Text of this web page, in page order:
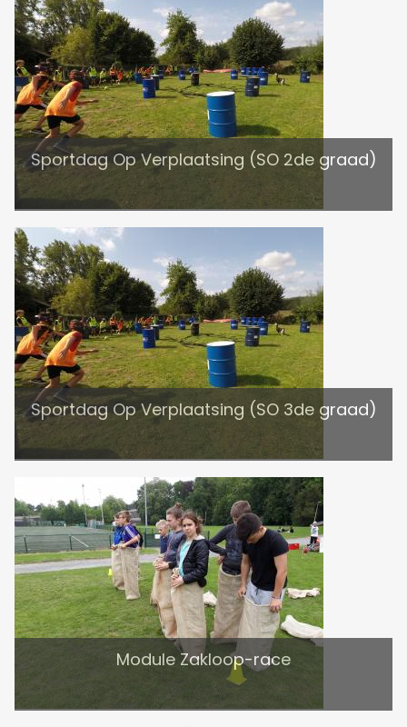
Sportdag Op Verplaatsing (SO 2de graad)
Sportdag Op Verplaatsing (SO 3de graad)
Module Zakloop-race